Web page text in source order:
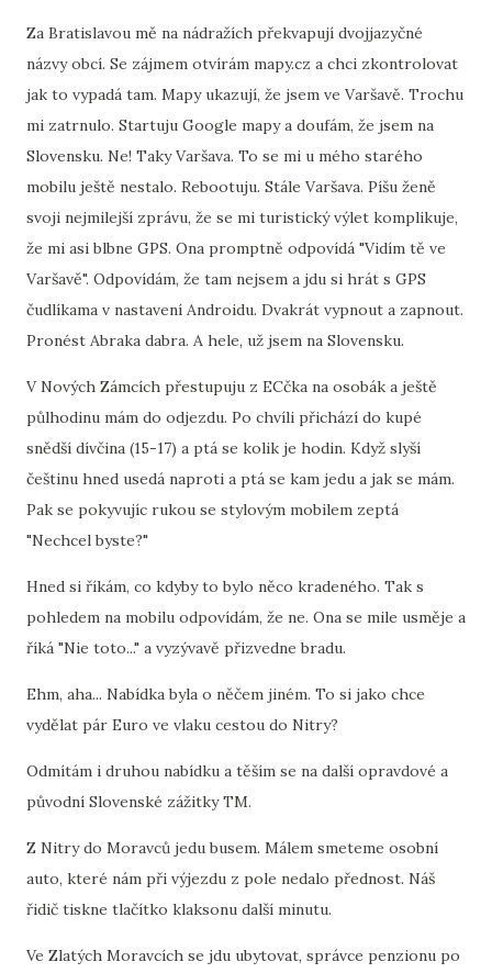
Za Bratislavou mě na nádražích překvapují dvojjazyčné
názvy obcí. Se zájmem otvírám mapy.cz a chci zkontrolovat
jak to vypadá tam. Mapy ukazují, že jsem ve Varšavě. Trochu
mi zatrnulo. Startuju Google mapy a doufám, že jsem na
Slovensku. Ne! Taky Varšava. To se mi u mého starého
mobilu ještě nestalo. Rebootuju. Stále Varšava. Píšu ženě
svoji nejmilejší zprávu, že se mi turistický výlet komplikuje,
že mi asi blbne GPS. Ona promptně odpovídá "Vidím tě ve
Varšavě". Odpovídám, že tam nejsem a jdu si hrát s GPS
čudlíkama v nastavení Androidu. Dvakrát vypnout a zapnout.
Pronést Abraka dabra. A hele, už jsem na Slovensku.
V Nových Zámcích přestupuju z ECčka na osobák a ještě
půlhodinu mám do odjezdu. Po chvíli přichází do kupé
snědší dívčina (15-17) a ptá se kolik je hodin. Když slyší
češtinu hned usedá naproti a ptá se kam jedu a jak se mám.
Pak se pokyvujíc rukou se stylovým mobilem zeptá
"Nechcel byste?"
Hned si říkám, co kdyby to bylo něco kradeného. Tak s
pohledem na mobilu odpovídám, že ne. Ona se mile usměje a
říká "Nie toto..." a vyzývavě přizvedne bradu.
Ehm, aha... Nabídka byla o něčem jiném. To si jako chce
vydělat pár Euro ve vlaku cestou do Nitry?
Odmítám i druhou nabídku a těším se na další opravdové a
původní Slovenské zážitky TM.
Z Nitry do Moravců jedu busem. Málem smeteme osobní
auto, které nám při výjezdu z pole nedalo přednost. Náš
řidič tiskne tlačítko klaksonu další minutu.
Ve Zlatých Moravcích se jdu ubytovat, správce penzionu po